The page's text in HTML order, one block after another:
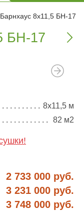
Барнхаус 8х11,5 БН-17
БН-17 
8х11,5 м
82 м2
2 733 000 руб.
3 231 000 руб.
3 748 000 руб.